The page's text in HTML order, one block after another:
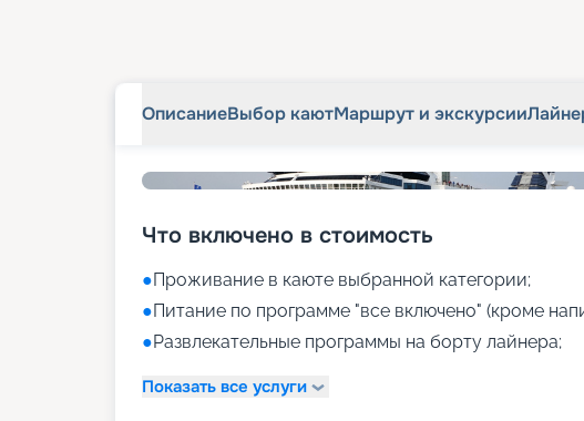
ОписаниеВыбор каютМаршрут и экскурсии
Что включено в стоимость
●Проживание в каюте выбранной категории;
●Питание по программе "все включено" (кроме
●Развлекательные программы на борту лайнера;
Показать все услуги